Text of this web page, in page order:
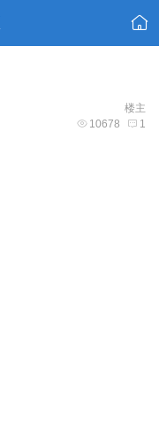
楼主
10678 1